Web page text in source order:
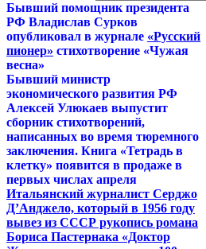
Бывший помощник президента
РФ Владислав Сурков
опубликовал в журнале «Русский
пионер» стихотворение «Чужая
весна»
Бывший министр
экономического развития РФ
Алексей Улюкаев выпустит
сборник стихотворений,
написанных во время тюремного
заключения. Книга «Тетрадь в
клетку» появится в продаже в
первых числах апреля
Итальянский журналист Серджо
Д’Анджело, который в 1956 году
вывез из СССР рукопись романа
Бориса Пастернака «Доктор